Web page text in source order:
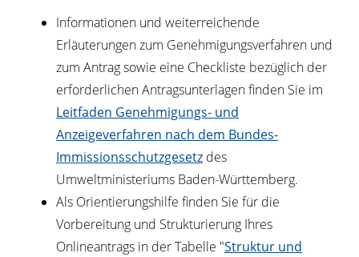
Informationen und weiterreichende
Erläuterungen zum Genehmigungsverfahren und
zum Antrag sowie eine Checkliste bezüglich der
erforderlichen Antragsunterlagen finden Sie im
Leitfaden Genehmigungs- und
Anzeigeverfahren nach dem Bundes-
Immissionsschutzgesetz des
Umweltministeriums Baden-Württemberg.
Als Orientierungshilfe finden Sie für die
Vorbereitung und Strukturierung Ihres
Onlineantrags in der Tabelle "Struktur und